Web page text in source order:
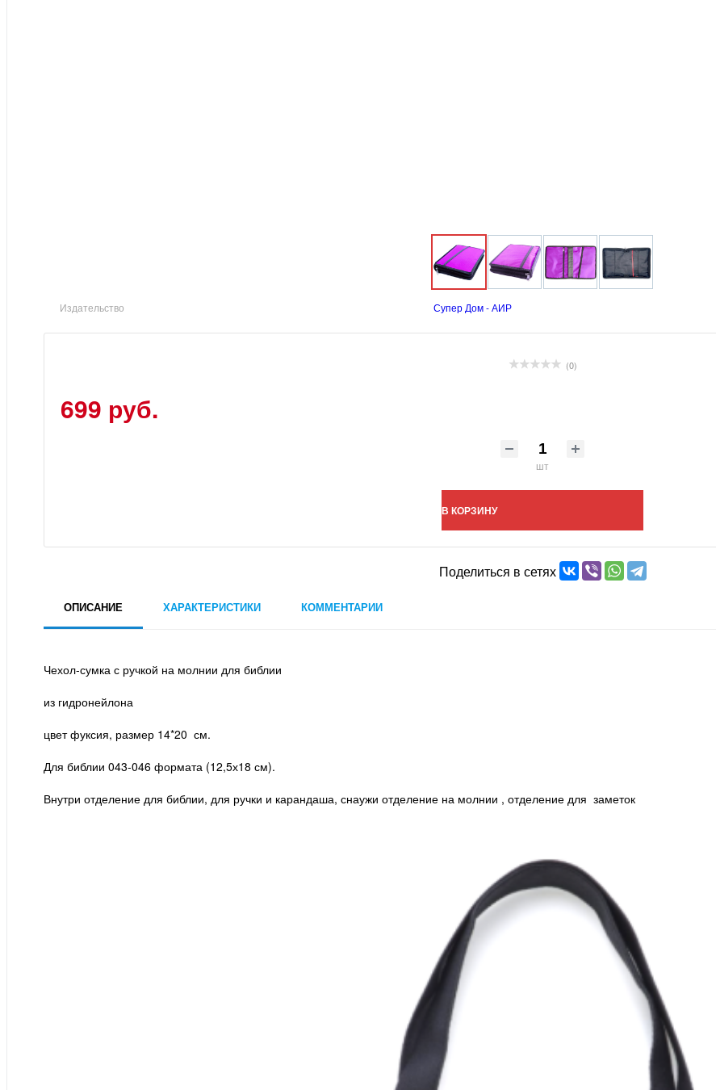
Издательство Супер Дом - АИР
(0)
699 руб.
шт
В КОРЗИНУ
Поделиться в сетях
ОПИСАНИЕ ХАРАКТЕРИСТИКИ КОММЕНТАРИИ
Чехол-сумка с ручкой на молнии для библии
из гидронейлона
цвет фуксия, размер 14*20 см.
Для библии 043-046 формата (12,5х18 см).
Внутри отделение для библии, для ручки и карандаша, снаужи отделение на молнии , отделение для заметок